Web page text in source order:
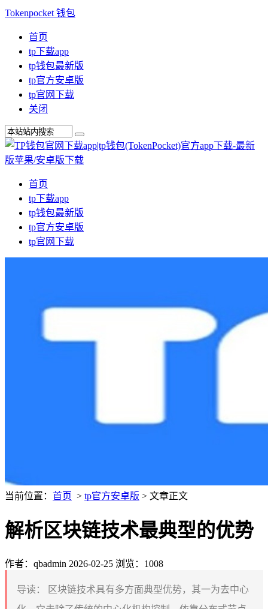
Tokenpocket 钱包
首页
tp下载app
tp钱包最新版
tp官方安卓版
tp官网下载
关闭
首页
tp下载app
tp钱包最新版
tp官方安卓版
tp官网下载
当前位置： 首页 > tp官方安卓版 > 文章正文
解析区块链技术最典型的优势
作者：qbadmin 2026-02-25 浏览：1008
导读：
区块链技术具有多方面典型优势，其一为去中心